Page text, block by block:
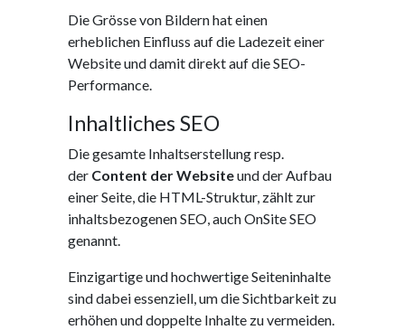
Die Grösse von Bildern hat einen
erheblichen Einfluss auf die Ladezeit einer
Website und damit direkt auf die SEO-
Performance.
Inhaltliches SEO
Die gesamte Inhaltserstellung resp.
der Content der Websiteund der Aufbau
einer Seite, die HTML-Struktur, zählt zur
inhaltsbezogenen SEO, auch OnSite SEO
genannt.
Einzigartige und hochwertige Seiteninhalte
sind dabei essenziell, um die Sichtbarkeit zu
erhöhen und doppelte Inhalte zu vermeiden.